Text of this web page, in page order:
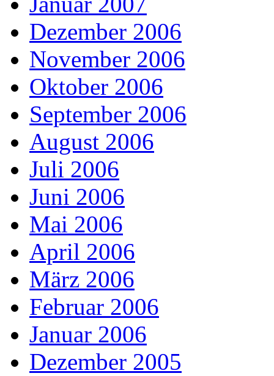
Dezember 2006
November 2006
Oktober 2006
September 2006
August 2006
Juli 2006
Juni 2006
Mai 2006
April 2006
März 2006
Februar 2006
Januar 2006
Dezember 2005